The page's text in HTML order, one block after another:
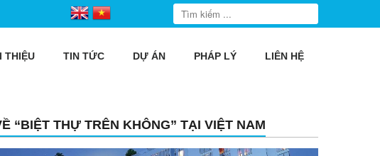
THIỆU TIN TỨC DỰ ÁN PHÁP LÝ LIÊN HỆ
“BIỆT THỰ TRÊN KHÔNG” TẠI VIỆT NAM